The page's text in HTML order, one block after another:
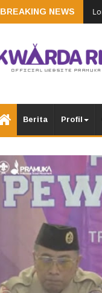
BREAKING NEWS
Berita Profil